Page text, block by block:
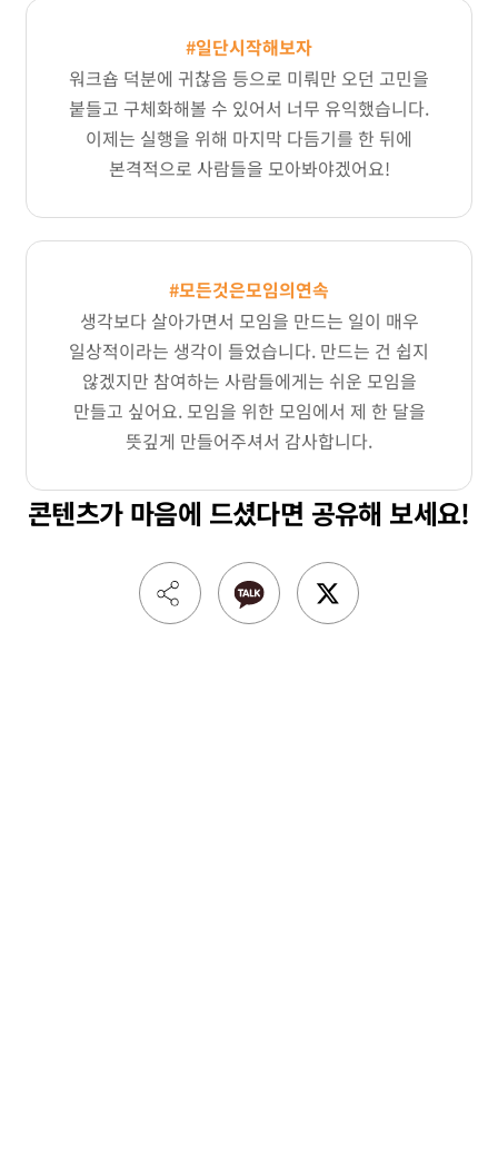
#일단시작해보자
워크숍 덕분에 귀찮음 등으로 미뤄만 오던 고민을
붙들고 구체화해볼 수 있어서 너무 유익했습니다.
이제는 실행을 위해 마지막 다듬기를 한 뒤에
본격적으로 사람들을 모아봐야겠어요!
#모든것은모임의연속
생각보다 살아가면서 모임을 만드는 일이 매우
일상적이라는 생각이 들었습니다. 만드는 건 쉽지
않겠지만 참여하는 사람들에게는 쉬운 모임을
만들고 싶어요. 모임을 위한 모임에서 제 한 달을
뜻깊게 만들어주셔서 감사합니다.
콘텐츠가 마음에 드셨다면 공유해 보세요!